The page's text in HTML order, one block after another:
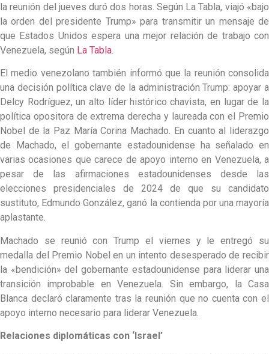
la reunión del jueves duró dos horas. Según La Tabla, viajó «bajo
la orden del presidente Trump» para transmitir un mensaje de
que Estados Unidos espera una mejor relación de trabajo con
Venezuela, según La Tabla.
El medio venezolano también informó que la reunión consolida
una decisión política clave de la administración Trump: apoyar a
Delcy Rodríguez, un alto líder histórico chavista, en lugar de la
política opositora de extrema derecha y laureada con el Premio
Nobel de la Paz María Corina Machado. En cuanto al liderazgo
de Machado, el gobernante estadounidense ha señalado en
varias ocasiones que carece de apoyo interno en Venezuela, a
pesar de las afirmaciones estadounidenses desde las
elecciones presidenciales de 2024 de que su candidato
sustituto, Edmundo González, ganó la contienda por una mayoría
aplastante.
Machado se reunió con Trump el viernes y le entregó su
medalla del Premio Nobel en un intento desesperado de recibir
la «bendición» del gobernante estadounidense para liderar una
transición improbable en Venezuela. Sin embargo, la Casa
Blanca declaró claramente tras la reunión que no cuenta con el
apoyo interno necesario para liderar Venezuela.
Relaciones diplomáticas con ‘Israel’